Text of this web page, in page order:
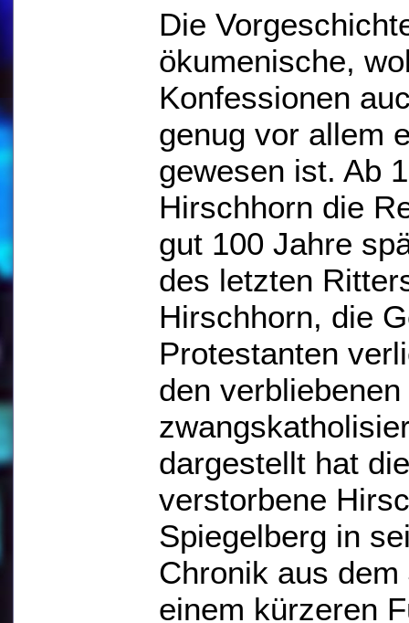
Die
ökumenische,
Konfessionen
genug vor allem
gewesen ist. Ab
Hirschhorn die
gut 100 Jahre
des letzten
Hirschhorn, die
Protestanten
den
dargestellt hat
verstorbene
Spiegelberg in
Chronik aus
einem kürzeren